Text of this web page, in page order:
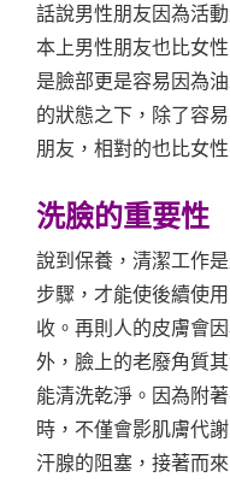
話說男性朋友因為活
本上男性朋友也比女
是臉部更是容易因為
的狀態之下，除了容
朋友，相對的也比女性
洗臉的重要性
說到保養，清潔工作
步驟，才能使後續使
收。再則人的皮膚會
外，臉上的老廢角質
能清洗乾淨。因為附
時，不僅會影肌膚代
汗腺的阻塞，接著而